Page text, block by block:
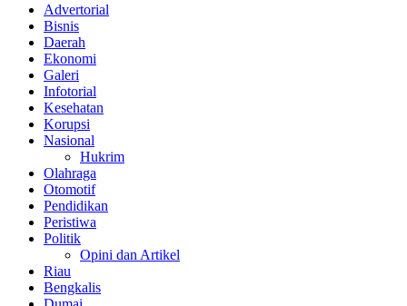
Advertorial
Bisnis
Daerah
Ekonomi
Galeri
Infotorial
Kesehatan
Korupsi
Nasional
Hukrim
Olahraga
Otomotif
Pendidikan
Peristiwa
Politik
Opini dan Artikel
Riau
Bengkalis